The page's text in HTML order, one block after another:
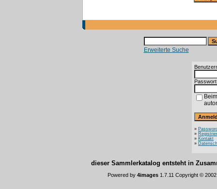
Erweiterte Suche
»
»
» Kontakt
»
dieser Sammlerkatalog entsteht in
Powered by 4images 1.7.11 Copyright ©